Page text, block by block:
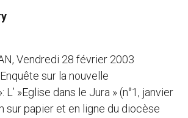
Vendredi 28 février 2003
sur la nouvelle
L’ »Eglise dans le Jura » (n°1, janvier
sur papier et en ligne du diocèse